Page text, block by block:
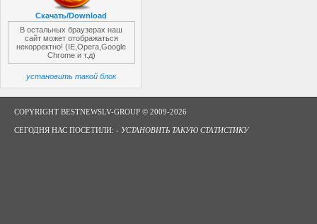
Скачать/Download
В остальных браузерах наш
сайт может отображаться
некорректно! (IE,Opera,Google
Chrome и т.д)
установить такой блок
COPYRIGHT BESTNEWSLV-GROUP © 2009-2026
СЕГОДНЯ НАС ПОСЕТИЛИ: - УСТАНОВИТЬ ТАКУЮ СТАТИСТИКУ